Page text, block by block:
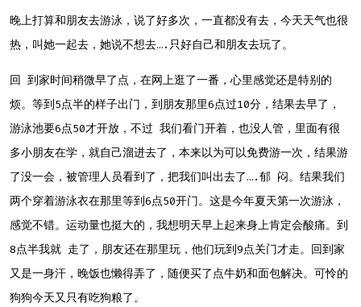
晚上打算和朋友去游泳，说了好多次，一直都没有去，今天天气也很
热，叫她一起去，她说不想去….只好自己和朋友去玩了。
回 到家时间稍微早了点，在网上逛了一番，心里感觉还是特别的
烦。等到5点半的样子出门，到朋友那里6点过10分，结果去早了，
游泳池要6点50才开放，不过 我们看门开着，也没人管，里面有很
多小朋友在学，就自己溜进去了，本来以为可以免费游一次，结果游
了没一会，被管理人员看到了，把我们叫出去了….郁 闷。结果我们
两个穿着游泳衣在那里等到6点50开门。这是今年夏天第一次游泳，
感觉不错。运动量也挺大的，我想明天早上起来身上肯定会酸痛。到
8点半我就 走了，朋友还在那里玩，他们玩到9点关门才走。回到家
又是一身汗，晚饭也懒得弄了，随便买了点牛奶和面包解决。可怜的
狗狗今天又只有吃狗粮了。